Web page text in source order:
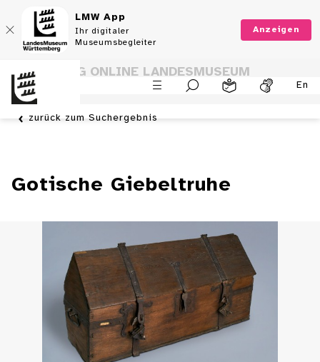
LMW App
Ihr digitaler
Museumsbegleiter
Anzeigen
En
SAMMLUNG ONLINE LANDESMUSEUM
WÜRTTEMBERG
zurück zum Suchergebnis
Gotische Giebeltruhe